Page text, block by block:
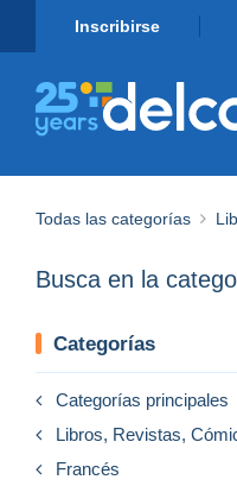
Inscribirse
Todas las categorías
Busca en la
Categorías
Categorías principales
Libros, Revistas,
Francés